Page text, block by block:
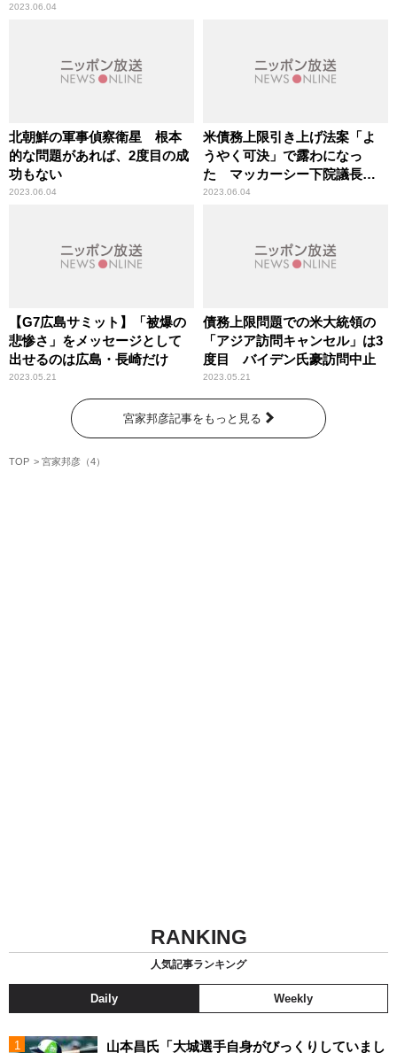
2023.06.04
北朝鮮の軍事偵察衛星 根本
的な問題があれば、2度目の成
功もない
2023.06.04
米債務上限引き上げ法案「よ
うやく可決」で露わになっ
た マッカーシー下院議長の
弱さ
2023.06.04
【G7広島サミット】「被爆の
悲惨さ」をメッセージとして
出せるのは広島・長崎だけ
2023.05.21
債務上限問題での米大統領の
「アジア訪問キャンセル」は3
度目 バイデン氏豪訪問中止
2023.05.21
宮家邦彦記事をもっと見る
TOP 宮家邦彦（4）
RANKING
人気記事ランキング
Daily Weekly
山本昌氏「大城選手自身がびっくりしていまし